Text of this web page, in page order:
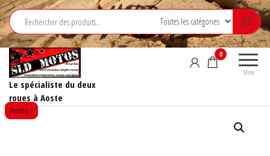
Aller
au
contenu
Le spécialiste du deux
roues à Aoste
Menu
0
Promo !